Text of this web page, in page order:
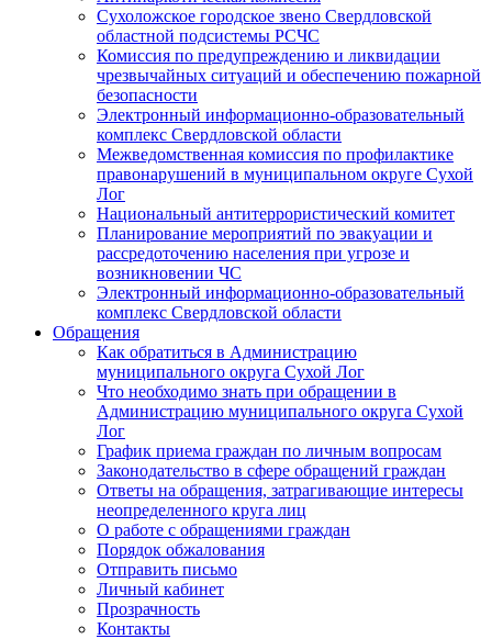
Сухоложское городское звено Свердловской
областной подсистемы РСЧС
Комиссия по предупреждению и ликвидации
чрезвычайных ситуаций и обеспечению пожарной
безопасности
Электронный информационно-образовательный
комплекс Cвердловской области
Межведомственная комиссия по профилактике
правонарушений в муниципальном округе Сухой
Лог
Национальный антитеррористический комитет
Планирование мероприятий по эвакуации и
рассредоточению населения при угрозе и
возникновении ЧС
Электронный информационно-образовательный
комплекс Свердловской области
Обращения
Как обратиться в Администрацию
муниципального округа Сухой Лог
Что необходимо знать при обращении в
Администрацию муниципального округа Сухой
Лог
График приема граждан по личным вопросам
Законодательство в сфере обращений граждан
Ответы на обращения, затрагивающие интересы
неопределенного круга лиц
О работе с обращениями граждан
Порядок обжалования
Отправить письмо
Личный кабинет
Прозрачность
Контакты